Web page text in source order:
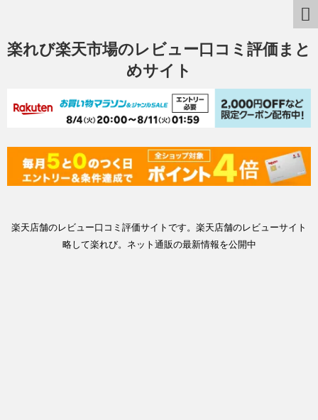
楽れび楽天市場のレビュー口コミ評価まと
めサイト
楽天店舗のレビュー口コミ評価サイトです。楽天店舗のレビューサイト
略して楽れび。ネット通販の最新情報を公開中